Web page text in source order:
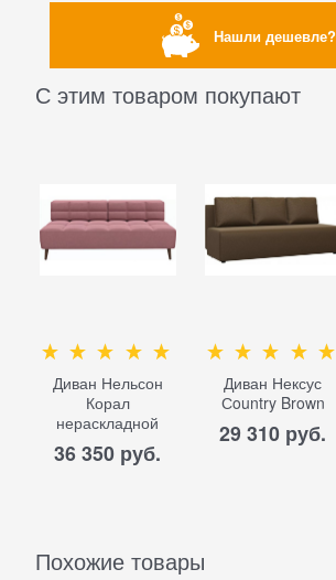
Нашли дешевле?
С этим товаром покупают
Диван Нельсон
Корал
нераскладной
36 350 руб.
Диван Нексус
Сountry Brown
29 310 руб.
Похожие товары